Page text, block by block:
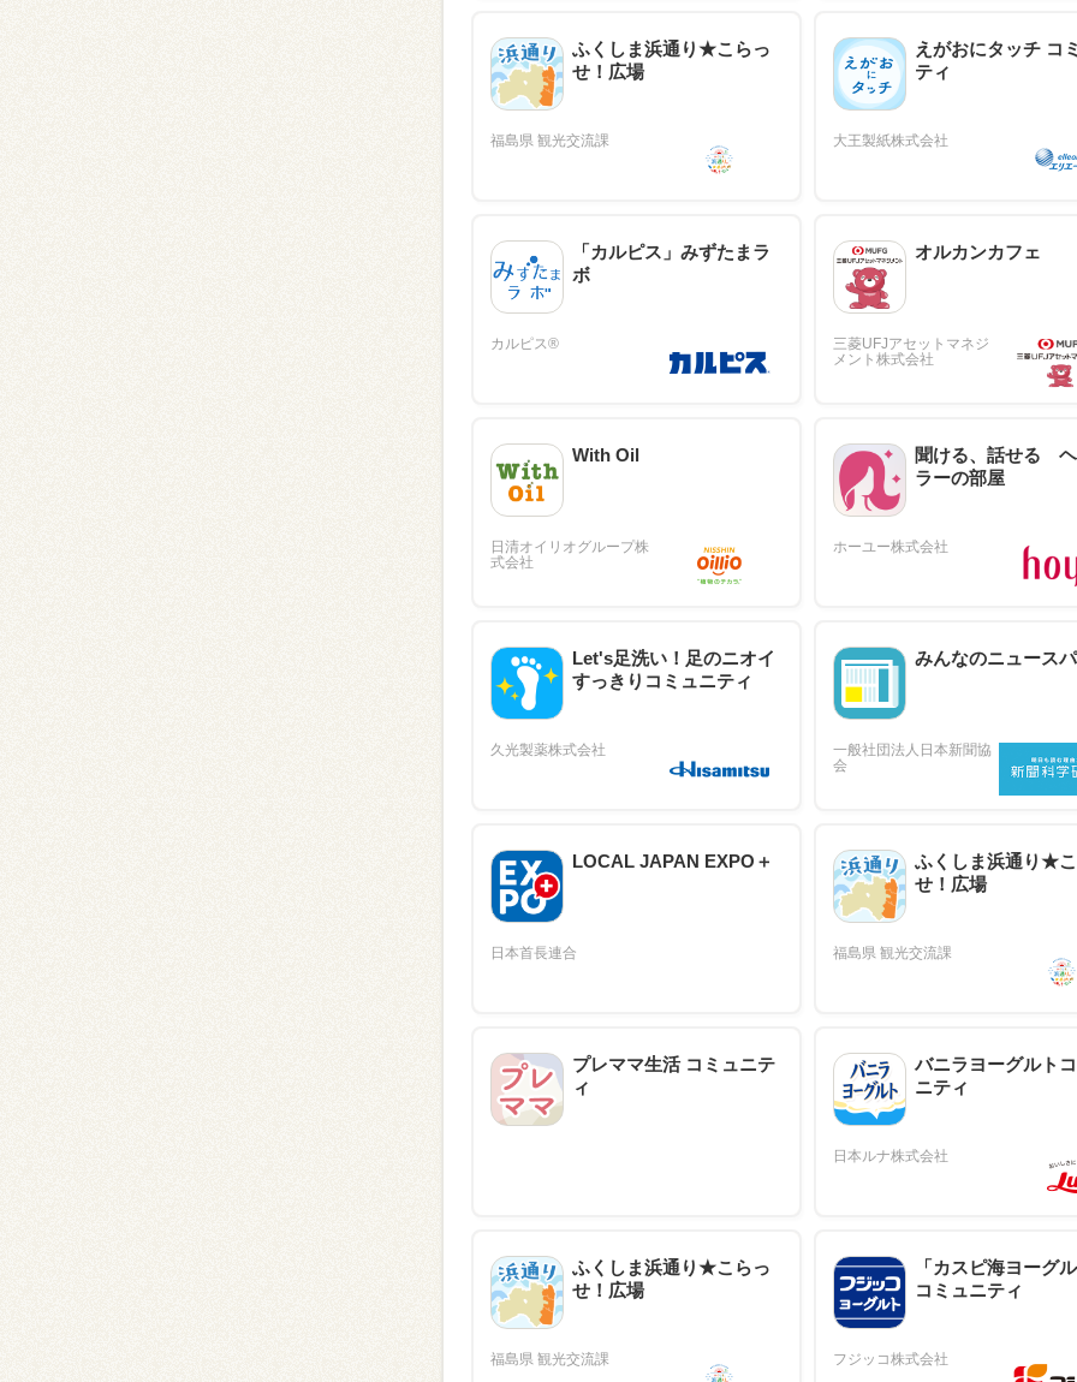
ふくしま浜通り★こらっ
せ！広場
えがおにタッチ コ
ティ
「カルピス」みずたまラ
ボ
オルカンカフェ
With Oil
聞ける、話せる
ラーの部屋
Let's足洗い！足のニオイ
すっきりコミュニティ
みんなのニュース
LOCAL JAPAN EXPO＋
ふくしま浜通り★
せ！広場
プレママ生活 コミュニテ
ィ
バニラヨーグルト
ニティ
ふくしま浜通り★こらっ
せ！広場
「カスピ海ヨーグ
コミュニティ